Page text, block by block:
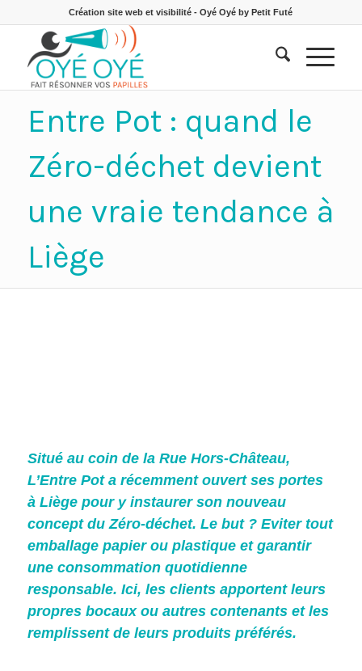
Création site web et visibilité - Oyé Oyé by Petit Futé
Entre Pot : quand le
Zéro-déchet devient
une vraie tendance à
Liège
Situé au coin de la Rue Hors-Château,
L’Entre Pot a récemment ouvert ses portes
à Liège pour y instaurer son nouveau
concept du Zéro-déchet. Le but ? Eviter tout
emballage papier ou plastique et garantir
une consommation quotidienne
responsable. Ici, les clients apportent leurs
propres bocaux ou autres contenants et les
remplissent de leurs produits préférés.